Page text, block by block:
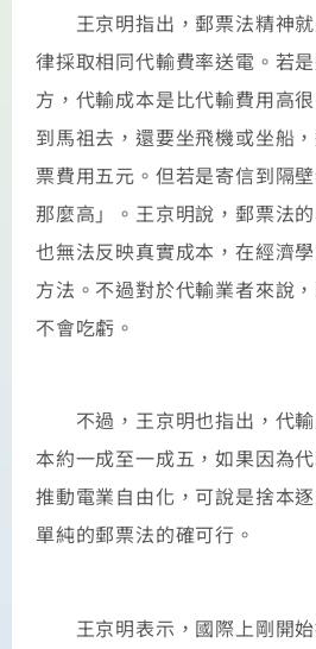
王京明指出，郵票法精神就
律採取相同代輸費率送電。若
方，代輸成本是比代輸費用高
到馬祖去，還要坐飛機或坐船
票費用五元。但若是寄信到隔
那麼高」。王京明說，郵票法
也無法反映真實成本，在經濟
方法。不過對於代輸業者來說
不會吃虧。
不過，王京明也指出，代輸
本約一成至一成五，如果因為
推動電業自由化，可說是捨本
單純的郵票法的確可行。
王京明表示，國際上剛開始